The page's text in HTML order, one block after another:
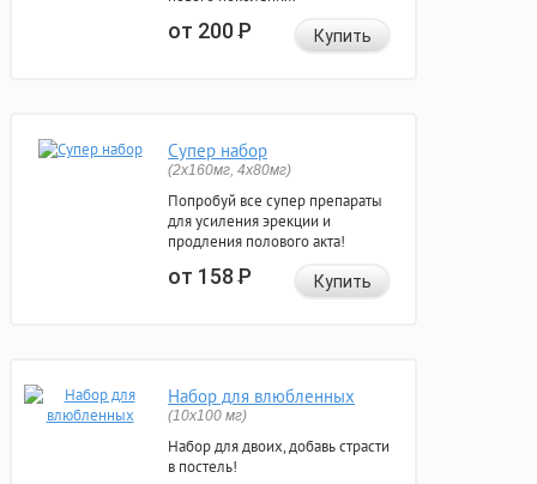
от 200Р Купить
Супер набор
(2х160мг, 4х80мг)
Попробуй все супер препараты
для усиления эрекции и
продления полового акта!
от 158Р Купить
Набор для влюбленных
(10х100 мг)
Набор для двоих, добавь страсти
в постель!